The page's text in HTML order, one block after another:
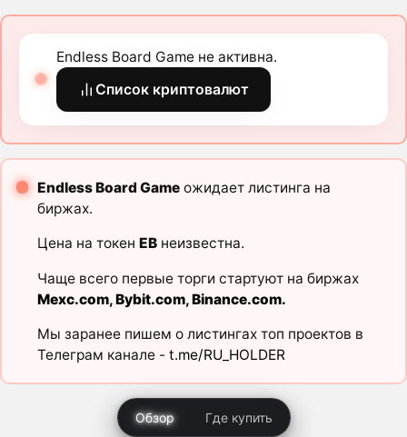
Endless Board Game не активна.
Список криптовалют
Endless Board Gameожидает листинга на
биржах.
Цена на токен EBнеизвестна.
Чаще всего первые торги стартуют на биржах
Mexc.com,Bybit.com,Binance.com.
Мы заранее пишем о листингах топ проектов в
Телеграм канале - t.me/RU_HOLDER
Обзор Где купить